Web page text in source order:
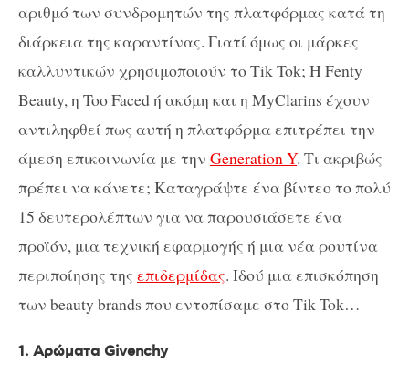
αριθμό των συνδρομητών της πλατφόρμας κατά τη
διάρκεια της καραντίνας. Γιατί όμως οι μάρκες
καλλυντικών χρησιμοποιούν το Tik Tok; H Fenty
Beauty, η Too Faced ή ακόμη και η MyClarins έχουν
αντιληφθεί πως αυτή η πλατφόρμα επιτρέπει την
άμεση επικοινωνία με την Generation Y. Τι ακριβώς
πρέπει να κάνετε; Καταγράψτε ένα βίντεο το πολύ
15 δευτερολέπτων για να παρουσιάσετε ένα
προϊόν, μια τεχνική εφαρμογής ή μια νέα ρουτίνα
περιποίησης της επιδερμίδας. Iδού μια επισκόπηση
των beauty brands που εντοπίσαμε στο Tik Tok…
1. Αρώματα Givenchy